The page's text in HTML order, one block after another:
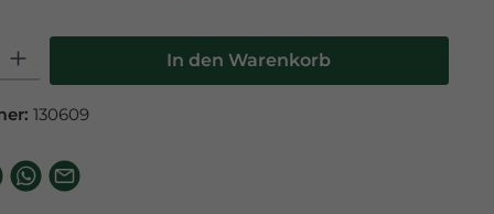
Gib den gewünschten Wert ein oder benutze die
In den Warenkorb
130609